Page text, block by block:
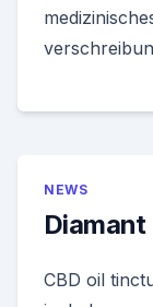
NEWS
CBD oil